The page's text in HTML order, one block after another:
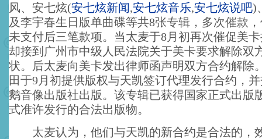
风、安七炫(安七炫新闻,安七炫音乐,安七炫说吧)
及李宇春生日版单曲碟等共8张专辑，多次催款
未支付后三笔款项。当太麦于8月初再次催促美
却接到广州市中级人民法院关于美卡要求解除双
状。后太麦向美卡发出律师函声明双方合约解除
田于9月初提供版权与天凯签订代理发行合约，
鹅音像出版社出版。该专辑已获得国家正式出版
式准许发行的合法出版物。
太麦认为，他们与天凯的新合约是合法的，